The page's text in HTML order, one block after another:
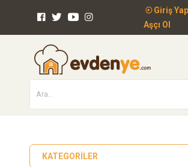
Giriş Yap
Aşçı Ol
KATEGORILER